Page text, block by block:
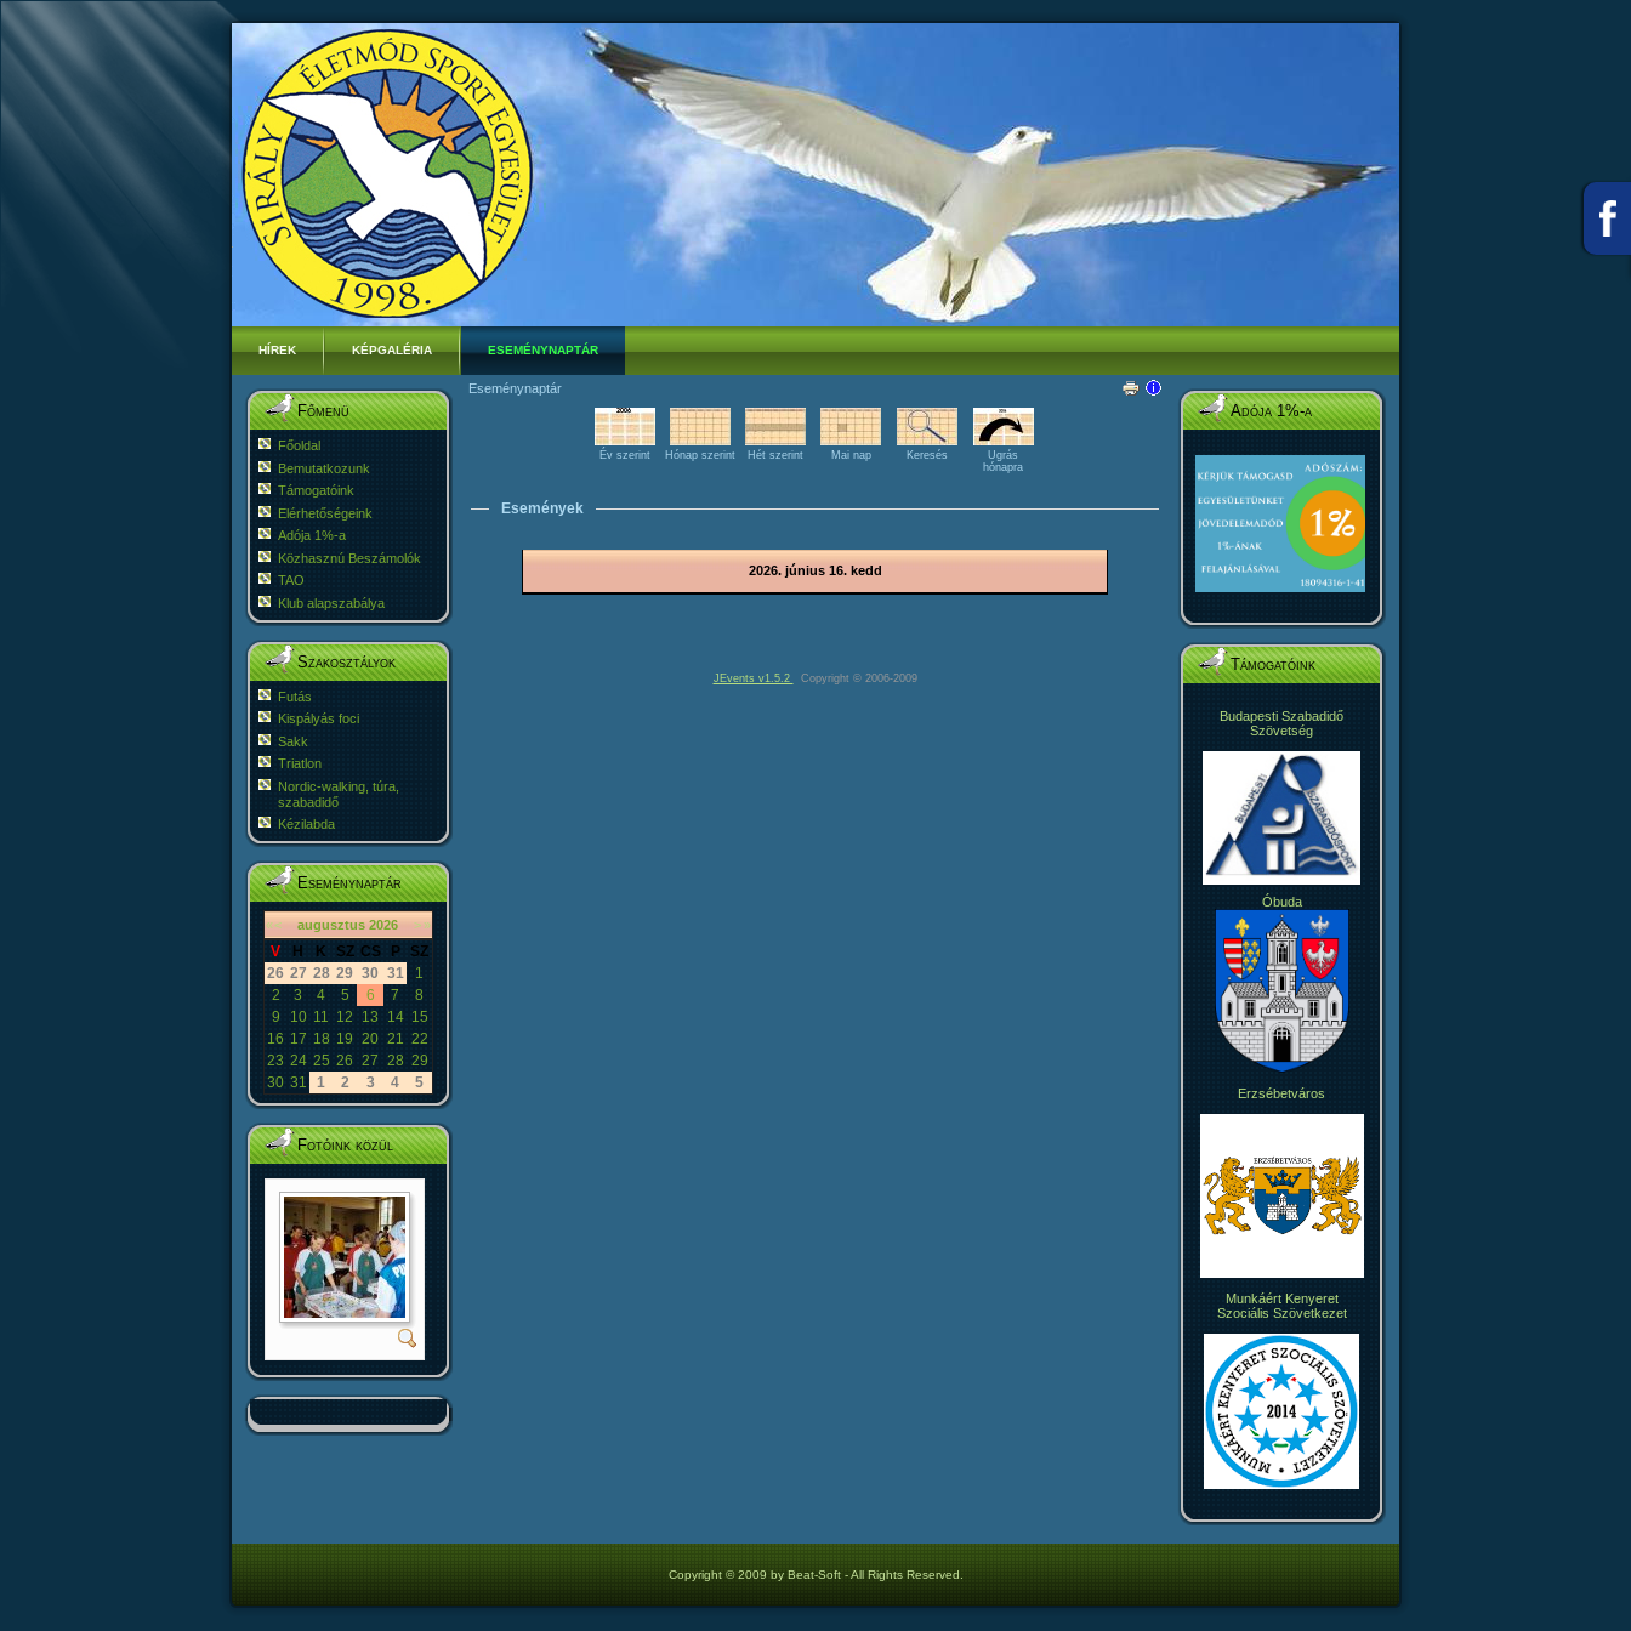
HÍREK KÉPGALÉRIA ESEMÉNYNAPTÁR
Főmenü
Főoldal
Bemutatkozunk
Támogatóink
Elérhetőségeink
Adója 1%-a
Közhasznú Beszámolók
TAO
Klub alapszabálya
Szakosztályok
Futás
Kispályás foci
Sakk
Triatlon
Nordic-walking, túra,
szabadidő
Kézilabda
Eseménynaptár
«< augusztus 2026 >»
V H K SZ CS P
SZ
26 27 28 29 30 31
1
2
3 4 5 6 7
8
9
10 11 12 13 14 15
16 17 18 19 20 21 22
23 24 25 26 27 28 29
30 31 1 2 3 4 5
Fotóink közül
Eseménynaptár
Év szerint Hónap szerint Hét szerint Mai nap Keresés
Ugrás
hónapra
Események
2026. június 16. kedd
JEvents v1.5.2 Copyright © 2006-2009
Adója 1%-a
Támogatóink
Budapesti Szabadidő
Szövetség
Óbuda
Erzsébetváros
Munkáért Kenyeret
Szociális Szövetkezet
Copyright © 2009 by Beat-Soft - All Rights Reserved.